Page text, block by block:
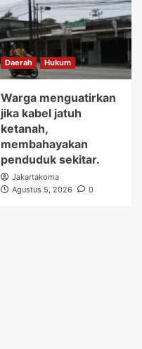
Daerah Hukum
Warga menguatirkan
jika kabel jatuh
ketanah,
membahayakan
penduduk sekitar.
Jakartakoma
Agustus 5, 2026
0